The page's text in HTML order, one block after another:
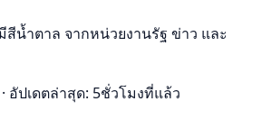
น้ำตาล จากหน่วยงานรัฐ ข่าว และ
· อัปเดตล่าสุด: 5ชั่วโมงที่แล้ว